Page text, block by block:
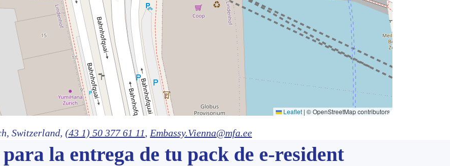
Leaflet | © OpenStreetMap contributors
, Switzerland, (43 1) 50 377 61 11, Embassy.Vienna@mfa.ee
para la entrega de tu pack de e-resident